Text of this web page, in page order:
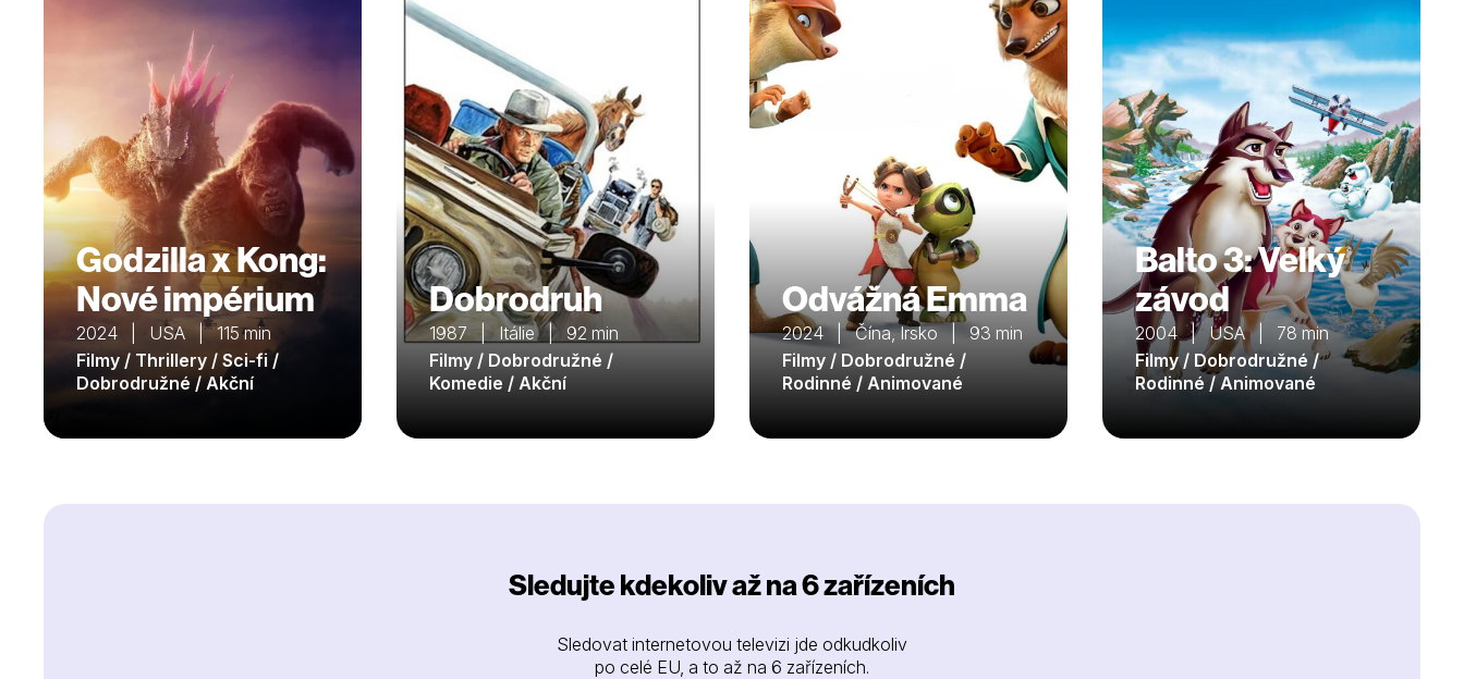
Godzilla x Kong:
Nové impérium
2024 | USA | 115 min
Filmy / Thrillery / Sci-fi /
Dobrodružné / Akční
Dobrodruh
1987 | Itálie | 92 min
Filmy / Dobrodružné /
Komedie / Akční
Odvážná Emma
2024 | Čína, Irsko | 93 min
Filmy / Dobrodružné /
Rodinné / Animované
Balto 3: Velký
závod
2004 | USA | 78 min
Filmy / Dobrodružné /
Rodinné / Animované
Sledujte kdekoliv až na 6 zařízeních
Sledovat internetovou televizi jde odkudkoliv
po celé EU, a to až na 6 zařízeních.